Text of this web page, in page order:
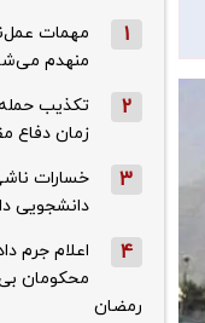
1
مهمات
منهدم
2
تکذیب
زمان دفاع مقدس ۸
3
خسارات
دانشجویی
4
اعلام جرم
رمضان